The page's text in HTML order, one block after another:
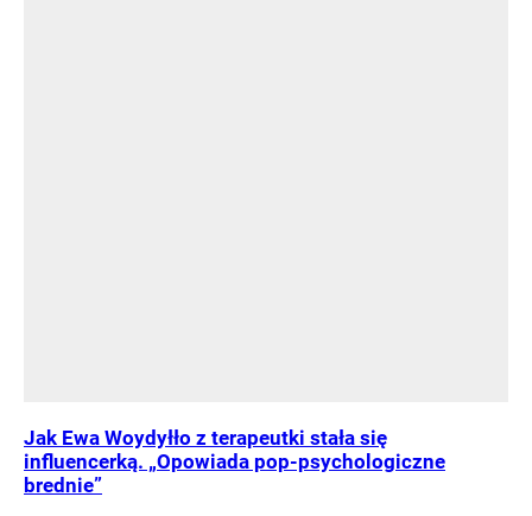
Jak Ewa Woydyłło z terapeutki stała się
influencerką. „Opowiada pop-psychologiczne
brednie”